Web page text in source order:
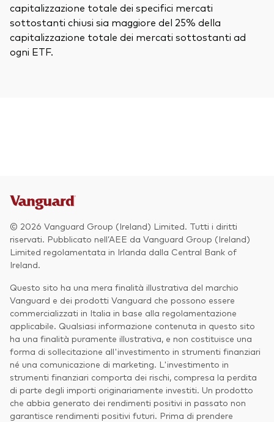
capitalizzazione totale dei specifici mercati
sottostanti chiusi sia maggiore del 25% della
capitalizzazione totale dei mercati sottostanti ad
ogni ETF.
© 2026 Vanguard Group (Ireland) Limited. Tutti i diritti
riservati. Pubblicato nell’AEE da Vanguard Group (Ireland)
Limited regolamentata in Irlanda dalla Central Bank of
Ireland.
Questo sito ha una mera finalità illustrativa del marchio
Vanguard e dei prodotti Vanguard che possono essere
commercializzati in Italia in base alla regolamentazione
applicabile. Qualsiasi informazione contenuta in questo sito
ha una finalità puramente illustrativa, e non costituisce una
forma di sollecitazione all'investimento in strumenti finanziari
né una comunicazione di marketing. L'investimento in
strumenti finanziari comporta dei rischi, compresa la perdita
di parte degli importi originariamente investiti. Un prodotto
che abbia generato dei rendimenti positivi in passato non
garantisce rendimenti positivi futuri. Prima di prendere